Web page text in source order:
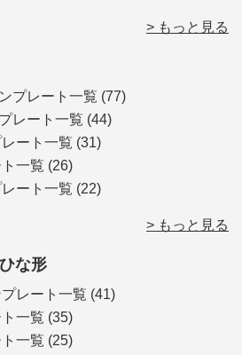
> もっと見る
プレート一覧 (77)
レート一覧 (44)
ート一覧 (31)
一覧 (26)
ート一覧 (22)
> もっと見る
な形
レート一覧 (41)
一覧 (35)
一覧 (25)